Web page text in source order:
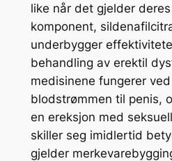
like når det gjelder
komponent,
underbygger
behandling av erektil
medisinene fungerer
blodstrømmen til penis,
en ereksjon med
skiller seg imidlertid
gjelder